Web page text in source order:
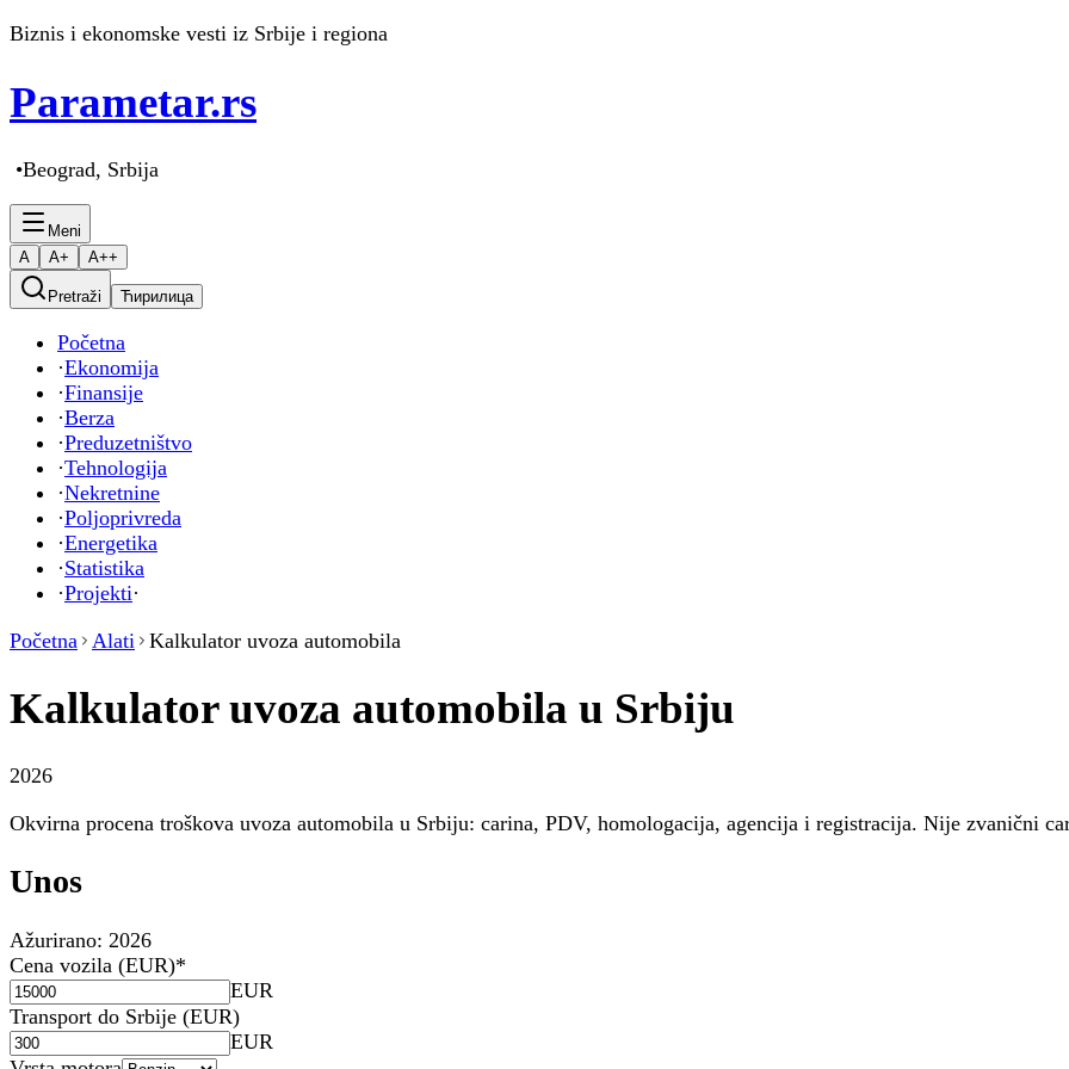
Biznis i ekonomske vesti iz Srbije i regiona
Parametar.rs
•Beograd, Srbija
Meni
A
A+ A++
Pretraži Ћирилица
Početna
·Ekonomija
·Finansije
·Berza
·Preduzetništvo
·Tehnologija
·Nekretnine
·Poljoprivreda
·Energetika
·Statistika
·Projekti·
Početna
Alati Kalkulator uvoza automobila
Kalkulator uvoza automobila u Srbiju
2026
Okvirna procena troškova uvoza automobila u Srbiju: carina, PDV, homologacija, agencija i registracija. Nije zvanični
Unos
Ažurirano: 2026
Cena vozila (EUR)*
EUR
Transport do Srbije (EUR)
EUR